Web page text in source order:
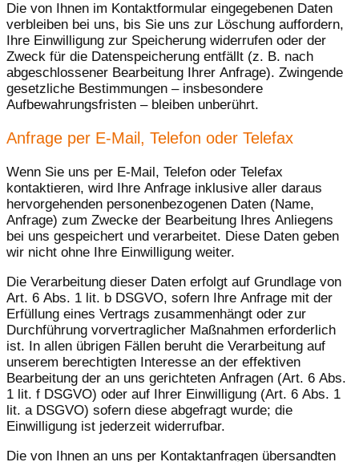
Die von Ihnen im Kontaktformular eingegebenen Daten
verbleiben bei uns, bis Sie uns zur Löschung auffordern,
Ihre Einwilligung zur Speicherung widerrufen oder der
Zweck für die Datenspeicherung entfällt (z. B. nach
abgeschlossener Bearbeitung Ihrer Anfrage). Zwingende
gesetzliche Bestimmungen – insbesondere
Aufbewahrungsfristen – bleiben unberührt.
Anfrage per E-Mail, Telefon oder Telefax
Wenn Sie uns per E-Mail, Telefon oder Telefax
kontaktieren, wird Ihre Anfrage inklusive aller daraus
hervorgehenden personenbezogenen Daten (Name,
Anfrage) zum Zwecke der Bearbeitung Ihres Anliegens
bei uns gespeichert und verarbeitet. Diese Daten geben
wir nicht ohne Ihre Einwilligung weiter.
Die Verarbeitung dieser Daten erfolgt auf Grundlage von
Art. 6 Abs. 1 lit. b DSGVO, sofern Ihre Anfrage mit der
Erfüllung eines Vertrags zusammenhängt oder zur
Durchführung vorvertraglicher Maßnahmen erforderlich
ist. In allen übrigen Fällen beruht die Verarbeitung auf
unserem berechtigten Interesse an der effektiven
Bearbeitung der an uns gerichteten Anfragen (Art. 6 Abs.
1 lit. f DSGVO) oder auf Ihrer Einwilligung (Art. 6 Abs. 1
lit. a DSGVO) sofern diese abgefragt wurde; die
Einwilligung ist jederzeit widerrufbar.
Die von Ihnen an uns per Kontaktanfragen übersandten